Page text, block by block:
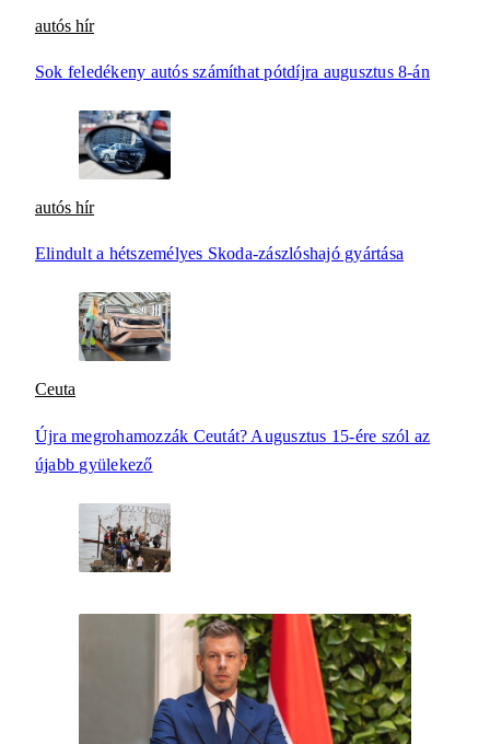
autós hír
Sok feledékeny autós számíthat pótdíjra augusztus 8-án
autós hír
Elindult a hétszemélyes Skoda-zászlóshajó gyártása
Ceuta
Újra megrohamozzák Ceutát? Augusztus 15-ére szól az
újabb gyülekező